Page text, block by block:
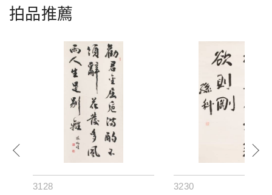
拍品推薦
3128
3230